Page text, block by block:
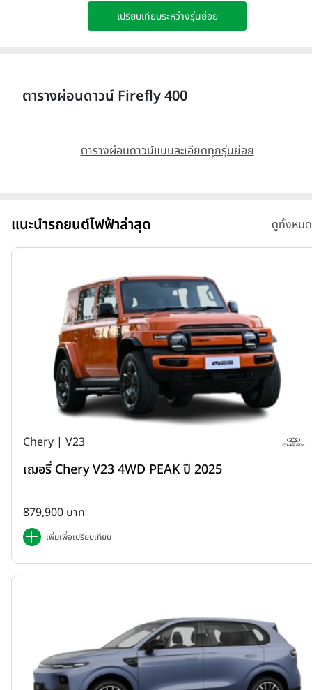
เปรียบเทียบระหว่างรุ่นย่อย
ตารางผ่อนดาวน์ Firefly 400
ตารางผ่อนดาวน์แบบละเอียดทุกรุ่นย่อย
แนะนำรถยนต์ไฟฟ้าล่าสุด ดูทั้งหมด
Chery | V23
เฌอรี่ Chery V23 4WD PEAK ปี 2025
879,900 บาท
เพิ่มเพื่อเปรียบเทียบ